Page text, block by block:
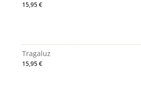
15,95€
Tragaluz
15,95€